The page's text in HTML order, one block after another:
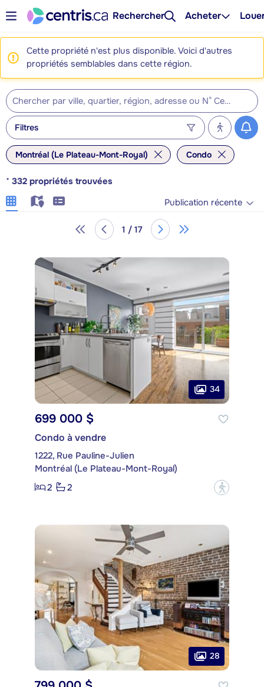
Rechercher Acheter
Cette propriété n'est plus disponible. Voici d'autres
propriétés semblables dans cette région.
Filtres
Montréal (Le Plateau-Mont-Royal) Condo
* 332 propriétés trouvées
Publication récente
1 / 17
34
699 000 $
Condo à vendre
1222, Rue Pauline-Julien
Montréal (Le Plateau-Mont-Royal)
2
2 ?
28